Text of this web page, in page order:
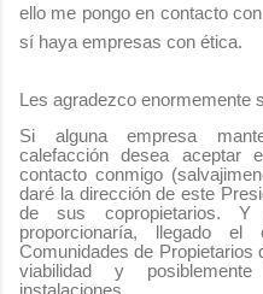
ello me pongo en contacto
sí haya empresas con ética.
Les agradezco enormemente
Si alguna empresa
calefacción desea
contacto conmigo
daré la dirección de este
de sus copropietarios.
proporcionaría, llegado
Comunidades de Propietarios
viabilidad y
instalaciones.